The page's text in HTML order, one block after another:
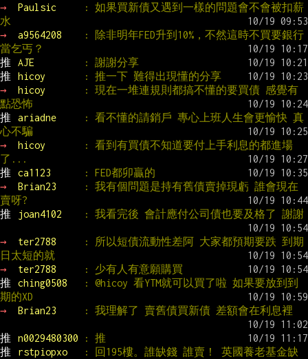
→
Paulsic
: 如果買新債又遇到一樣的問題會不會被扣薪
水
→
a9564208
: 除非明年FED升到10%，不然這時不買要銀行
當乞丐？
推
AJE
: 謝謝分享
推
hicoy
: 推一下 難得出現懂的分享
→
hicoy
: 現在一堆連規則都搞不懂的要買債 感覺有
點恐怖
推
ariadne
: 看不懂的請銷戶 專心上班人生會更愉快 真
心不騙
→
hicoy
: 看到有買債不知道要付上手利息的都進場
了...
推
ca1123
: FED都卯贏的
→
Brian23
: 我有個問題是持有舊債賣掉現虧 誰會現在
賣呀?
推
joan4102 : 我看完後 會計應付公司債也要及格了 謝謝
→ ter2788
: 所以短債流動性差阿 大家都預期要跌 到期
日太短的就
→
ter2788
: 少有人有意願購買
推
ching0508
: @hicoy 看YTM就可以買了啦 如果要放到到
期的XD
→
Brian23 : 我理解了 賣舊債買新債 差額會在利息裡
推 n0029480300
: 推
推
rstpiopxo
: 回195樓。誰缺錢 誰賣！ 英國養老基金缺